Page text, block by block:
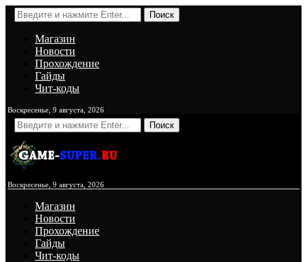
Поиск
Магазин
Новости
Прохождение
Гайды
Чит-коды
Воскресенье, 9 августа, 2026
Поиск
Воскресенье, 9 августа, 2026
Магазин
Новости
Прохождение
Гайды
Чит-коды